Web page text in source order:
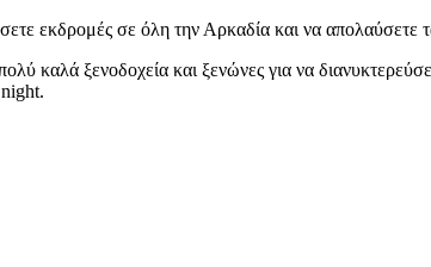
εκδρομές σε όλη την Αρκαδία και να
καλά ξενοδοχεία και ξενώνες για να